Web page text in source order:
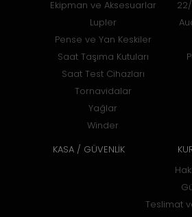
Ekipman ve Aksesuarlar
Lupler
Pense ve Yan Keskiler
Saat Taşıma Kutuları
Saat Test Cihazları
Tornavidalar
Yağlar
Winder
KASA / GÜVENLİK
Teslimat